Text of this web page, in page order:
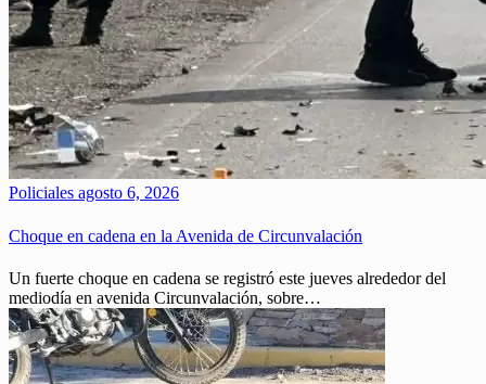
Policiales agosto 6, 2026
Choque en cadena en la Avenida de Circunvalación
Un fuerte choque en cadena se registró este jueves alrededor del
mediodía en avenida Circunvalación, sobre…